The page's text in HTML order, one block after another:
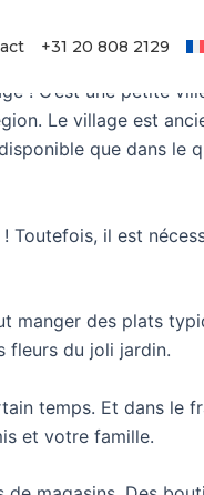
+31 20 808 2129
! C’est une petite
Le village est
que dans le
Toutefois, il est
manger des plats
fleurs du joli jardin.
temps. Et dans le
et votre famille.